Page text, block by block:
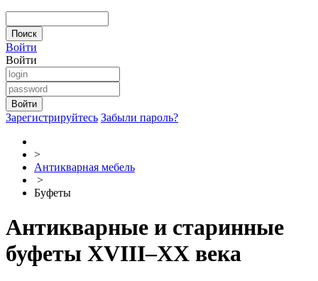
Войти
Войти
Зарегистрируйтесь Забыли пароль?
>
Антикварная мебель
>
Буфеты
Антикварные и старинные
буфеты XVIII–XX века